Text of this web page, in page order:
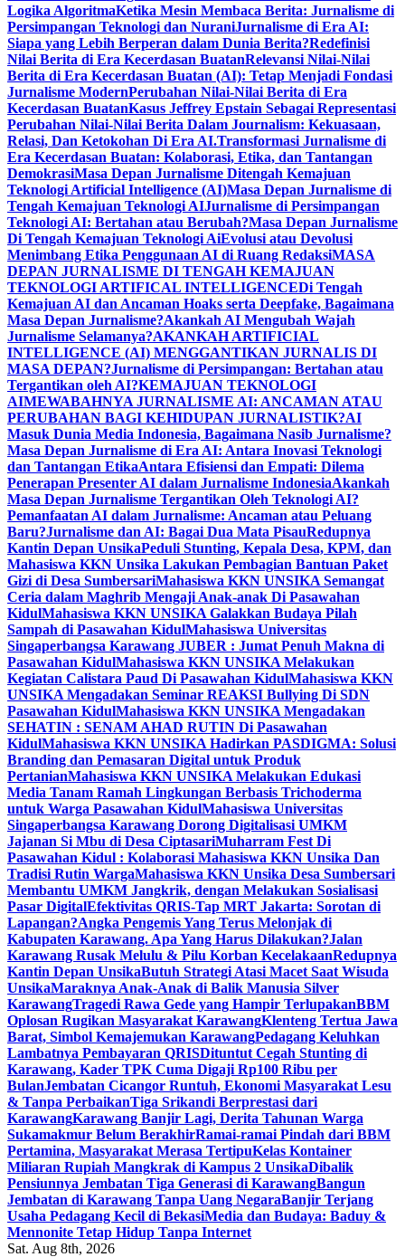
Logika AlgoritmaKetika Mesin Membaca Berita: Jurnalisme di
Persimpangan Teknologi dan NuraniJurnalisme di Era AI:
Siapa yang Lebih Berperan dalam Dunia Berita?Redefinisi
Nilai Berita di Era Kecerdasan BuatanRelevansi Nilai-Nilai
Berita di Era Kecerdasan Buatan (AI): Tetap Menjadi Fondasi
Jurnalisme ModernPerubahan Nilai-Nilai Berita di Era
Kecerdasan BuatanKasus Jeffrey Epstain Sebagai Representasi
Perubahan Nilai-Nilai Berita Dalam Journalism: Kekuasaan,
Relasi, Dan Ketokohan Di Era AI.Transformasi Jurnalisme di
Era Kecerdasan Buatan: Kolaborasi, Etika, dan Tantangan
DemokrasiMasa Depan Jurnalisme Ditengah Kemajuan
Teknologi Artificial Intelligence (AI)Masa Depan Jurnalisme di
Tengah Kemajuan Teknologi AIJurnalisme di Persimpangan
Teknologi AI: Bertahan atau Berubah?Masa Depan Jurnalisme
Di Tengah Kemajuan Teknologi AiEvolusi atau Devolusi
Menimbang Etika Penggunaan AI di Ruang RedaksiMASA
DEPAN JURNALISME DI TENGAH KEMAJUAN
TEKNOLOGI ARTIFICAL INTELLIGENCEDi Tengah
Kemajuan AI dan Ancaman Hoaks serta Deepfake, Bagaimana
Masa Depan Jurnalisme?Akankah AI Mengubah Wajah
Jurnalisme Selamanya?AKANKAH ARTIFICIAL
INTELLIGENCE (AI) MENGGANTIKAN JURNALIS DI
MASA DEPAN?Jurnalisme di Persimpangan: Bertahan atau
Tergantikan oleh AI?KEMAJUAN TEKNOLOGI
AIMEWABAHNYA JURNALISME AI: ANCAMAN ATAU
PERUBAHAN BAGI KEHIDUPAN JURNALISTIK?AI
Masuk Dunia Media Indonesia, Bagaimana Nasib Jurnalisme?
Masa Depan Jurnalisme di Era AI: Antara Inovasi Teknologi
dan Tantangan EtikaAntara Efisiensi dan Empati: Dilema
Penerapan Presenter AI dalam Jurnalisme IndonesiaAkankah
Masa Depan Jurnalisme Tergantikan Oleh Teknologi AI?
Pemanfaatan AI dalam Jurnalisme: Ancaman atau Peluang
Baru?Jurnalisme dan AI: Bagai Dua Mata PisauRedupnya
Kantin Depan UnsikaPeduli Stunting, Kepala Desa, KPM, dan
Mahasiswa KKN Unsika Lakukan Pembagian Bantuan Paket
Gizi di Desa SumbersariMahasiswa KKN UNSIKA Semangat
Ceria dalam Maghrib Mengaji Anak-anak Di Pasawahan
KidulMahasiswa KKN UNSIKA Galakkan Budaya Pilah
Sampah di Pasawahan KidulMahasiswa Universitas
Singaperbangsa Karawang JUBER : Jumat Penuh Makna di
Pasawahan KidulMahasiswa KKN UNSIKA Melakukan
Kegiatan Calistara Paud Di Pasawahan KidulMahasiswa KKN
UNSIKA Mengadakan Seminar REAKSI Bullying Di SDN
Pasawahan KidulMahasiswa KKN UNSIKA Mengadakan
SEHATIN : SENAM AHAD RUTIN Di Pasawahan
KidulMahasiswa KKN UNSIKA Hadirkan PASDIGMA: Solusi
Branding dan Pemasaran Digital untuk Produk
PertanianMahasiswa KKN UNSIKA Melakukan Edukasi
Media Tanam Ramah Lingkungan Berbasis Trichoderma
untuk Warga Pasawahan KidulMahasiswa Universitas
Singaperbangsa Karawang Dorong Digitalisasi UMKM
Jajanan Si Mbu di Desa CiptasariMuharram Fest Di
Pasawahan Kidul : Kolaborasi Mahasiswa KKN Unsika Dan
Tradisi Rutin WargaMahasiswa KKN Unsika Desa Sumbersari
Membantu UMKM Jangkrik, dengan Melakukan Sosialisasi
Pasar DigitalEfektivitas QRIS-Tap MRT Jakarta: Sorotan di
Lapangan?Angka Pengemis Yang Terus Melonjak di
Kabupaten Karawang. Apa Yang Harus Dilakukan?Jalan
Karawang Rusak Melulu & Pilu Korban KecelakaanRedupnya
Kantin Depan UnsikaButuh Strategi Atasi Macet Saat Wisuda
UnsikaMaraknya Anak-Anak di Balik Manusia Silver
KarawangTragedi Rawa Gede yang Hampir TerlupakanBBM
Oplosan Rugikan Masyarakat KarawangKlenteng Tertua Jawa
Barat, Simbol Kemajemukan KarawangPedagang Keluhkan
Lambatnya Pembayaran QRISDituntut Cegah Stunting di
Karawang, Kader TPK Cuma Digaji Rp100 Ribu per
BulanJembatan Cicangor Runtuh, Ekonomi Masyarakat Lesu
& Tanpa PerbaikanTiga Srikandi Berprestasi dari
KarawangKarawang Banjir Lagi, Derita Tahunan Warga
Sukamakmur Belum BerakhirRamai-ramai Pindah dari BBM
Pertamina, Masyarakat Merasa TertipuKelas Kontainer
Miliaran Rupiah Mangkrak di Kampus 2 UnsikaDibalik
Pensiunnya Jembatan Tiga Generasi di KarawangBangun
Jembatan di Karawang Tanpa Uang NegaraBanjir Terjang
Usaha Pedagang Kecil di BekasiMedia dan Budaya: Baduy &
Mennonite Tetap Hidup Tanpa Internet
Sat. Aug 8th, 2026